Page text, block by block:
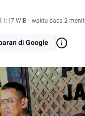
WIB · waktu baca 2 menit
di Google